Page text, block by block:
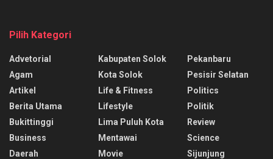
Pilih Kategori
Advetorial
Agam
Artikel
Berita Utama
Bukittinggi
Business
Daerah
Kabupaten Solok
Kota Solok
Life & Fitness
Lifestyle
Lima Puluh Kota
Mentawai
Movie
Pekanbaru
Pesisir Selatan
Politics
Politik
Review
Science
Sijunjung